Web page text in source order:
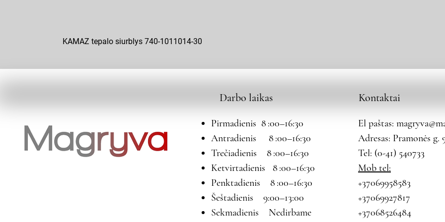
KAMAZ tepalo siurblys 740-1011014-30
Darbo laikas
Pirmadienis 8 :00–16:30
Antradienis 8 :00–16:30
Trečiadienis 8 :00–16:30
Ketvirtadienis 8 :00–16:30
Penktadienis 8 :00–16:30
Šeštadienis 9:00–13:00
Sekmadienis Nedirbame
Kontaktai
El paštas:
Adresas: Pramonės g.
Tel: (0-41) 540733
Mob tel:
+37069958583
+37069927817
+37068526484